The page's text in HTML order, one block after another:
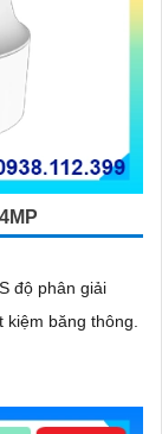
độ phân giải
kiệm băng thông.